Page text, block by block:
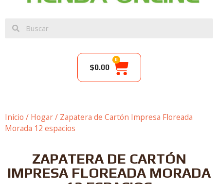
$0.00
0
Inicio / Hogar/ Zapatera de Cartón Impresa Floreada
Morada 12 espacios
ZAPATERA DE CARTÓN
IMPRESA FLOREADA MORADA